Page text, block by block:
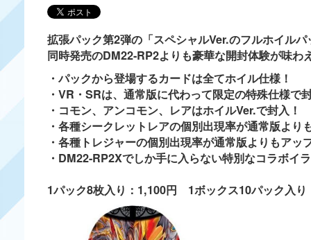
拡張パック第2弾の「スペシャルVer.のフルホイルパ
同時発売のDM22-RP2よりも豪華な開封体験が味わ
・パックから登場するカードは全てホイル仕様！
・VR・SRは、通常版に代わって限定の特殊仕様
・コモン、アンコモン、レアはホイルVer.で封入！
・各種シークレットレアの個別出現率が通常版より
・各種トレジャーの個別出現率が通常版よりもアッ
・DM22-RP2Xでしか手に入らない特別なコラボイ
1パック8枚入り：1,100円 1ボックス10パック入り